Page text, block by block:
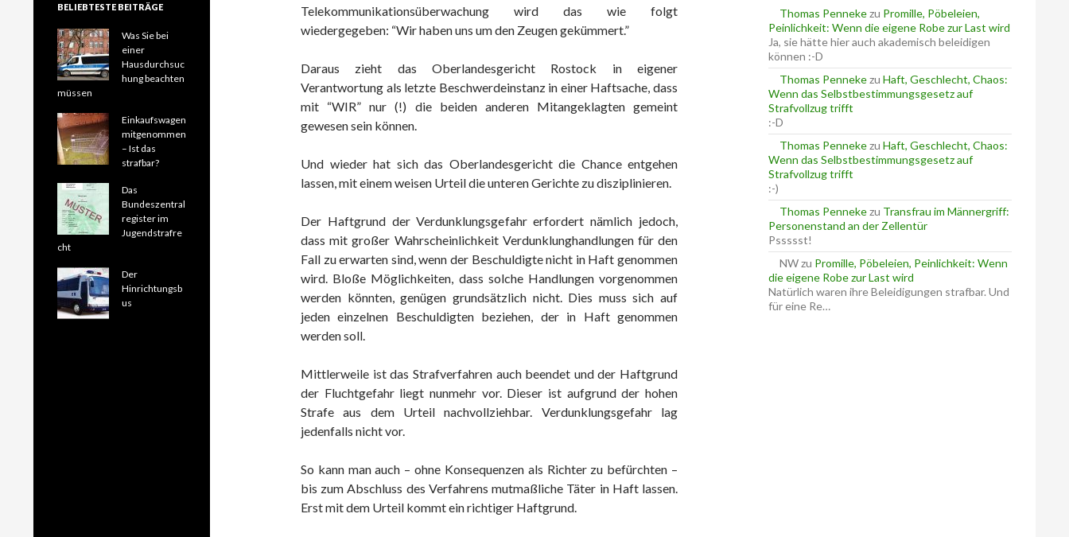
Telekommunikationsüberwachung wird das wie folgt
wiedergegeben: “Wir haben uns um den Zeugen gekümmert.”
Daraus zieht das Oberlandesgericht Rostock in eigener
Verantwortung als letzte Beschwerdeinstanz in einer Haftsache, dass
mit “WIR” nur (!) die beiden anderen Mitangeklagten gemeint
gewesen sein können.
Und wieder hat sich das Oberlandesgericht die Chance entgehen
lassen, mit einem weisen Urteil die unteren Gerichte zu disziplinieren.
Der Haftgrund der Verdunklungsgefahr erfordert nämlich jedoch,
dass mit großer Wahrscheinlichkeit Verdunklunghandlungen für den
Fall zu erwarten sind, wenn der Beschuldigte nicht in Haft genommen
wird. Bloße Möglichkeiten, dass solche Handlungen vorgenommen
werden könnten, genügen grundsätzlich nicht. Dies muss sich auf
jeden einzelnen Beschuldigten beziehen, der in Haft genommen
werden soll.
Mittlerweile ist das Strafverfahren auch beendet und der Haftgrund
der Fluchtgefahr liegt nunmehr vor. Dieser ist aufgrund der hohen
Strafe aus dem Urteil nachvollziehbar. Verdunklungsgefahr lag
jedenfalls nicht vor.
So kann man auch – ohne Konsequenzen als Richter zu befürchten –
bis zum Abschluss des Verfahrens mutmaßliche Täter in Haft lassen.
Erst mit dem Urteil kommt ein richtiger Haftgrund.
c
h
:
Thomas Pennekezu Promille, Pöbeleien,
Peinlichkeit: Wenn die eigene Robe zur Last wird
Ja, sie hätte hier auch akademisch beleidigen
können :-D
Thomas Pennekezu Haft, Geschlecht, Chaos:
Wenn das Selbstbestimmungsgesetz auf
Strafvollzug trifft
:-D
Thomas Pennekezu Haft, Geschlecht, Chaos:
Wenn das Selbstbestimmungsgesetz auf
Strafvollzug trifft
:-)
Thomas Pennekezu Transfrau im Männergriff:
Personenstand an der Zellentür
Pssssst!
NWzu Promille, Pöbeleien, Peinlichkeit: Wenn
die eigene Robe zur Last wird
Natürlich waren ihre Beleidigungen strafbar. Und
für eine Re…
BELIEBTESTE BEITRÄGE
Was Sie bei
einer
Hausdurchsuc
hung beachten
müssen
Einkaufswagen
mitgenommen
– Ist das
strafbar?
Das
Bundeszentral
register im
Jugendstrafre
cht
Der
Hinrichtungsb
us